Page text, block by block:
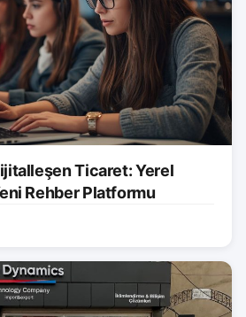
Ticaret: Yerel
Rehber Platformu